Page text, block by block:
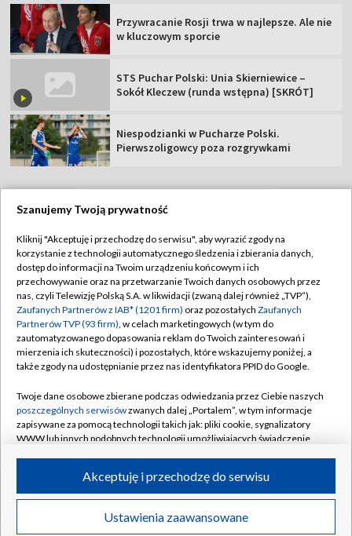
Transmisje Wideo
Przywracanie Rosji trwa w najlepsze. Ale nie
w kluczowym sporcie
STS Puchar Polski: Unia Skierniewice –
Sokół Kleczew (runda wstępna) [SKRÓT]
Niespodzianki w Pucharze Polski.
Pierwszoligowcy poza rozgrywkami
TVP
Abonament TVP
Sklep TVP
Biuro Reklamy
Oferta Handlowa
Telegazeta ogłoszenia
Rada Programowa
Ogłoszenia przetargowe
Akademia Telewizyjna
Informacje o nadawcy
Regulamin TVP
Polityka prywatności
Moje zgody
Biuro reklamy
Kontakt
Kanały
©2026 Telewizja Polska Spółka Akcyjna w likwidacji
Szanujemy Twoją prywatność
Kliknij "Akceptuję i przechodzę do serwisu", aby wyrazić zgody na
korzystanie z technologii automatycznego śledzenia i zbierania danych,
dostęp do informacji na Twoim urządzeniu końcowym i ich
przechowywanie oraz na przetwarzanie Twoich danych osobowych przez
nas, czyli Telewizję Polską S.A. w likwidacji (zwaną dalej również „TVP”),
Zaufanych Partnerów z IAB* (1201 firm) oraz pozostałych Zaufanych
Partnerów TVP (93 firm), w celach marketingowych (w tym do
zautomatyzowanego dopasowania reklam do Twoich zainteresowań i
mierzenia ich skuteczności) i pozostałych, które wskazujemy poniżej, a
także zgody na udostępnianie przez nas identyfikatora PPID do Google.
Twoje dane osobowe zbierane podczas odwiedzania przez Ciebie naszych
poszczególnych serwisówzwanych dalej „Portalem”, w tym informacje
zapisywane za pomocą technologii takich jak: pliki cookie, sygnalizatory
WWW lub innych podobnych technologii umożliwiających świadczenie
ruchu w Internecie.
Twoje dane osobowe zbierane podczas odwiedzania przez Ciebie
poszczególnych serwisówna Portalu, takie jak adresy IP, identyfikatory
Ustawienia zaawansowane
Akceptuję i przechodzę do serwisu